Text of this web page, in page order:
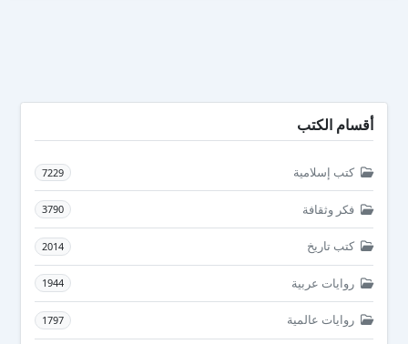
أقسام الكتب
كتب إسلامية 7229
فكر وثقافة 3790
كتب تاريخ 2014
روايات عربية 1944
روايات عالمية 1797